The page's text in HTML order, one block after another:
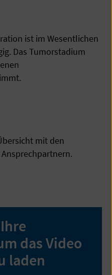
ist im Wesentlichen
Das Tumorstadium
mit den
das Video
laden